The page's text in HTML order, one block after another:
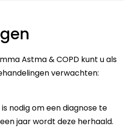
Astma & COPD kunt u als
verwachten:
nodig om een diagnose te
jaar wordt deze herhaald.